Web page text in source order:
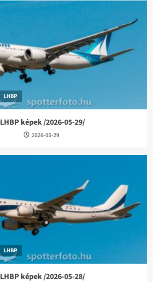
LHBP
LHBP képek /2026-05-29/
2026-05-29
LHBP
LHBP képek /2026-05-28/